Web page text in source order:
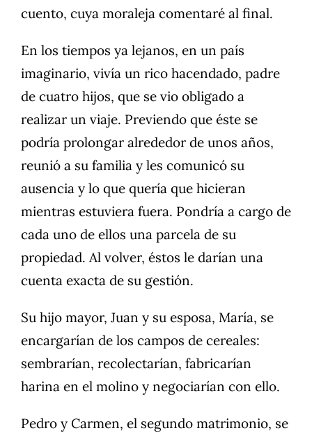
cuento, cuya moraleja comentaré al final.
En los tiempos ya lejanos, en un país
imaginario, vivía un rico hacendado, padre
de cuatro hijos, que se vio obligado a
realizar un viaje. Previendo que éste se
podría prolongar alrededor de unos años,
reunió a su familia y les comunicó su
ausencia y lo que quería que hicieran
mientras estuviera fuera. Pondría a cargo de
cada uno de ellos una parcela de su
propiedad. Al volver, éstos le darían una
cuenta exacta de su gestión.
Su hijo mayor, Juan y su esposa, María, se
encargarían de los campos de cereales:
sembrarían, recolectarían, fabricarían
harina en el molino y negociarían con ello.
Pedro y Carmen, el segundo matrimonio, se